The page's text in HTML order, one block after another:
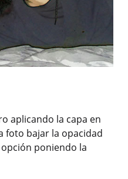
aplicando la capa en
foto bajar la opacidad
poniendo la